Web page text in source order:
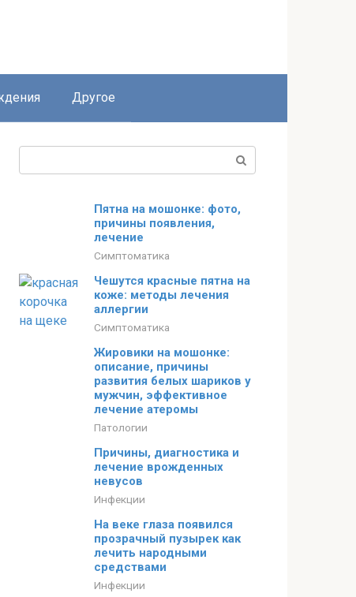
Другое
Пятна на мошонке: фото,
причины появления,
лечение
Симптоматика
Чешутся красные пятна на
коже: методы лечения
аллергии
Симптоматика
Жировики на мошонке:
описание, причины
развития белых шариков у
мужчин, эффективное
лечение атеромы
Патологии
Причины, диагностика и
лечение врожденных
невусов
Инфекции
На веке глаза появился
прозрачный пузырек как
лечить народными
средствами
Инфекции